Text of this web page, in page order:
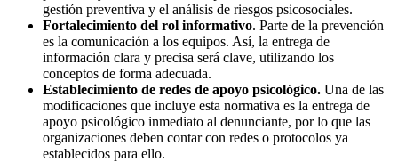
gestión preventiva y el análisis de riesgos psicosociales.
Fortalecimiento del rol informativo. Parte de la prevención
es la comunicación a los equipos. Así, la entrega de
información clara y precisa será clave, utilizando los
conceptos de forma adecuada.
Establecimiento de redes de apoyo psicológico. Una de las
modificaciones que incluye esta normativa es la entrega de
apoyo psicológico inmediato al denunciante, por lo que las
organizaciones deben contar con redes o protocolos ya
establecidos para ello.